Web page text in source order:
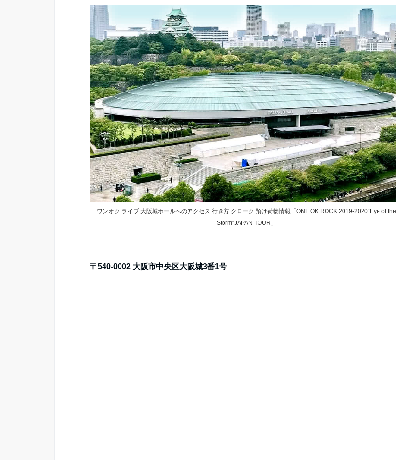
ワンオク ライブ 大阪城ホールへのアクセス 行き方 クローク 預け荷物情報「ONE OK ROCK 2019-2020“Eye of the
Storm”JAPAN TOUR」
〒540-0002 大阪市中央区大阪城3番1号